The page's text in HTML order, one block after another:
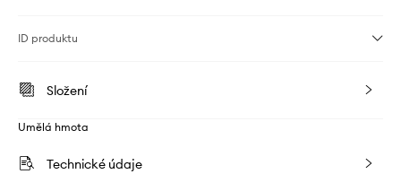
ID produktu
Složení
Umělá hmota
Technické údaje